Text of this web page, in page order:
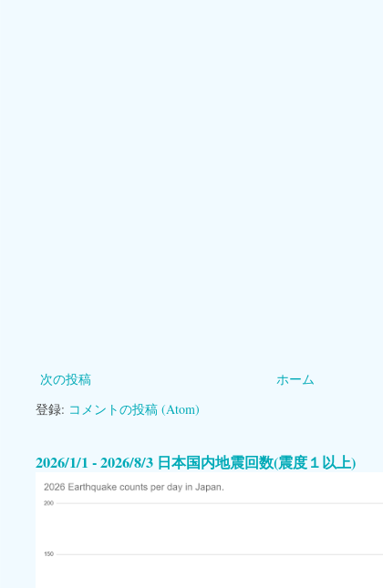
次の投稿
ホーム
登録: コメントの投稿 (Atom)
2026/1/1 - 2026/8/3 日本国内地震回数(震度１以上)